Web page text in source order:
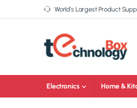
World’s Largest Product
Electronics Home &